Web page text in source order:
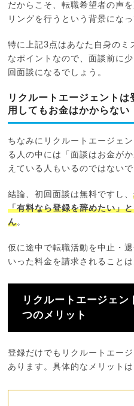
だからこそ、転職希望者の声
リングを行うという背景になっ
特に上記3点はあなた自身のミ
なポイントなので、面談前に
回面談になるでしょう。
リクルートエージェントは
用してもお金はかからない
ちなみにリクルートエージェ
る人の中には「面談はお金が
えている人もいるのではない
結論、初回面談は無料ですし、
「有料なら登録を辞めたい」
ん。
仮に途中で転職活動を中止・
いった料金を請求されることは
リクルートエージェ
つのメリット
登録だけでもリクルートエー
あります。具体的なメリットは